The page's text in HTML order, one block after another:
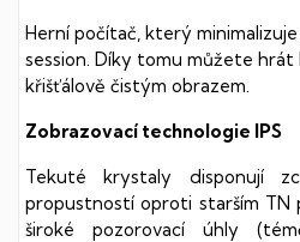
Herní počítač, který
session. Díky tomu můžete hrát
křišťálově čistým obrazem.
Zobrazovací technologie IPS
Tekuté krystaly disponují
propustností oproti starším TN
široké pozorovací úhly